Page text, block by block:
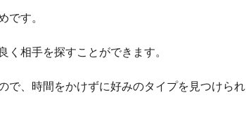
です。
く相手を探すことができます。
で、時間をかけずに好みのタイプを見つけられ